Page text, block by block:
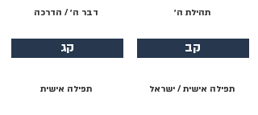
תהילת ה׳
קב
תפילה אישית / ישראל
דבר ה׳ / הדרכה
קג
תפילה אישית